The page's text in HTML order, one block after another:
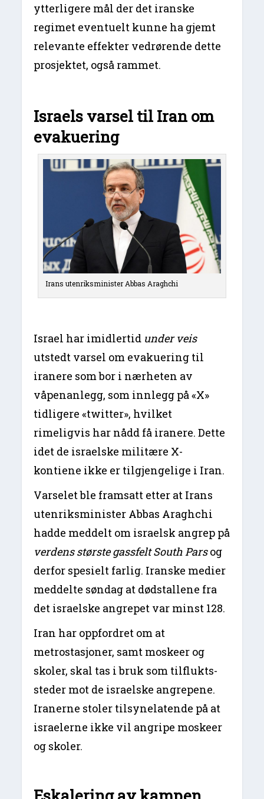
ytterligere mål der det iranske
regimet eventuelt kunne ha gjemt
relevante effekter vedrørende dette
prosjektet, også rammet.
Israels varsel til Iran om
evakuering
Irans utenriksminister Abbas Araghchi
Israel har imidlertid under veis
utstedt varsel om evakuering til
iranere som bor i nærheten av
våpenanlegg, som innlegg på «X»
tidligere «twitter», hvilket
rimeligvis har nådd få iranere. Dette
idet de israelske militære X-
kontiene ikke er tilgjengelige i Iran.
Varselet ble framsatt etter at Irans
utenriksminister Abbas Araghchi
hadde meddelt om israelsk angrep på
verdens største gassfelt South Parsog
derfor spesielt farlig. Iranske medier
meddelte søndag at dødstallene fra
det israelske angrepet var minst 128.
Iran har oppfordret om at
metrostasjoner, samt moskeer og
skoler, skal tas i bruk som tilflukts-
steder mot de israelske angrepene.
Iranerne stoler tilsynelatende på at
israelerne ikke vil angripe moskeer
og skoler.